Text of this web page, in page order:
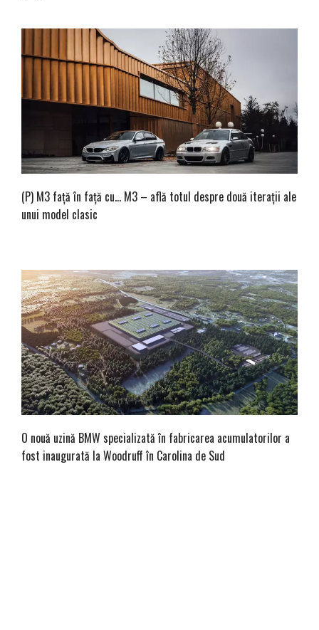
(P) M3 față în față cu… M3 – află totul despre două iterații ale
unui model clasic
O nouă uzină BMW specializată în fabricarea acumulatorilor a
fost inaugurată la Woodruff în Carolina de Sud